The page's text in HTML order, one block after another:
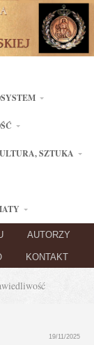
SZTUKA
AUTORZY
KONTAKT
19/11/2025